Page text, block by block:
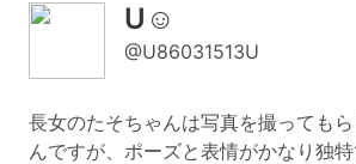
U☺︎
@U86031513U
長女のたそちゃんは写真を撮っても
んですが、ポーズと表情がかなり独特